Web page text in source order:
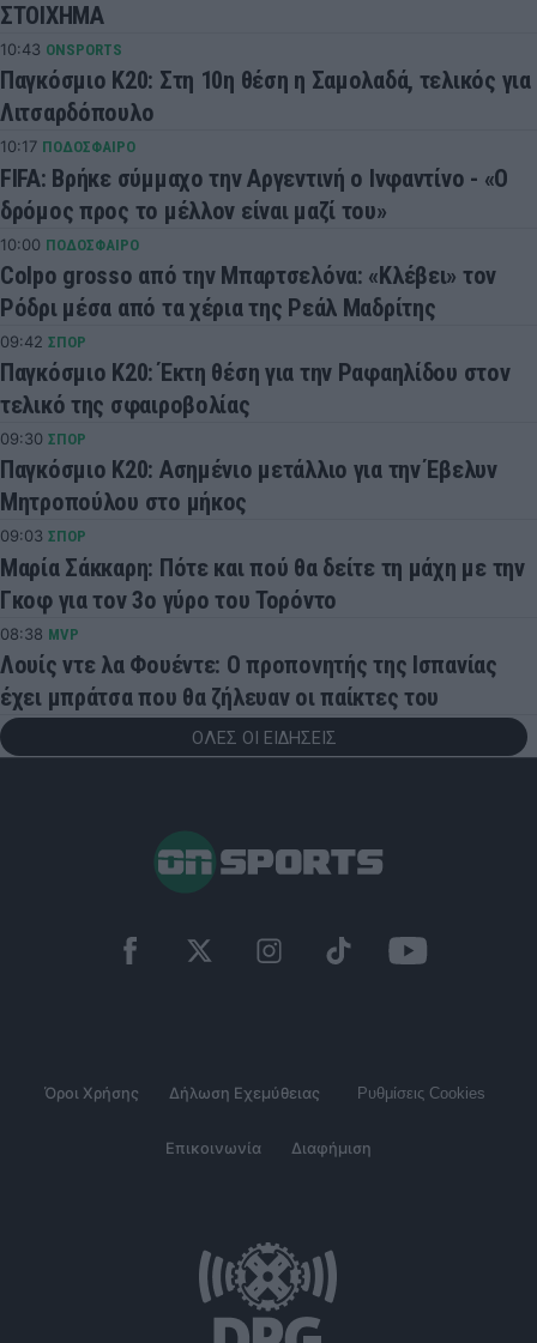
ΣΤΟΙΧΗΜΑ
10:43 ONSPORTS
Παγκόσμιο Κ20: Στη 10η θέση η Σαμολαδά, τελικός για
Λιτσαρδόπουλο
10:17 ΠΟΔΟΣΦΑΙΡΟ
FIFA: Βρήκε σύμμαχο την Αργεντινή ο Ινφαντίνο - «Ο
δρόμος προς το μέλλον είναι μαζί του»
10:00 ΠΟΔΟΣΦΑΙΡΟ
Colpo grosso από την Μπαρτσελόνα: «Κλέβει» τον
Ρόδρι μέσα από τα χέρια της Ρεάλ Μαδρίτης
09:42 ΣΠΟΡ
Παγκόσμιο Κ20: Έκτη θέση για την Ραφαηλίδου στον
τελικό της σφαιροβολίας
09:30 ΣΠΟΡ
Παγκόσμιο Κ20: Ασημένιο μετάλλιο για την Έβελυν
Μητροπούλου στο μήκος
09:03 ΣΠΟΡ
Μαρία Σάκκαρη: Πότε και πού θα δείτε τη μάχη με την
Γκοφ για τον 3ο γύρο του Τορόντο
08:38 MVP
Λουίς ντε λα Φουέντε: Ο προπονητής της Ισπανίας
έχει μπράτσα που θα ζήλευαν οι παίκτες του
ΟΛΕΣ ΟΙ ΕΙΔΗΣΕΙΣ
Όροι Χρήσης Δήλωση Εχεμύθειας Ρυθμίσεις Cookies
Επικοινωνία Διαφήμιση